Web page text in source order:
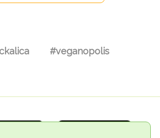
#veganopolis